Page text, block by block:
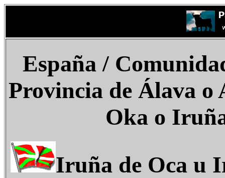
España/
Provincia de Álava
Oka o
Iruña de Oca u